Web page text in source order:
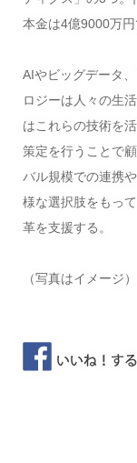
本金は4億9000万円
AIやビッグデータ
ロジーは人々の生
はこれらの技術を
策定を行うことで
バル規模での連携
様な選択肢をもっ
革を支援する。
（写真はイメージ）